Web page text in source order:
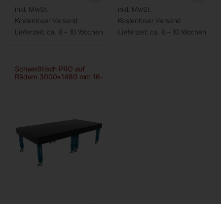
inkl. MwSt.
Kostenloser Versand
Lieferzeit: ca. 8 – 10 Wochen
inkl. MwSt.
Kostenloser Versand
Lieferzeit: ca. 8 – 10 Wochen
Schweißtisch PRO auf
Rädern 3000×1480 mm 16-